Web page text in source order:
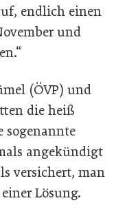
endlich einen
und
(ÖVP) und
die heiß
sogenannte
angekündigt
versichert, man
Lösung.